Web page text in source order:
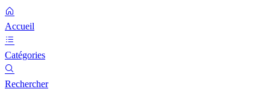
Accueil
Catégories
Rechercher